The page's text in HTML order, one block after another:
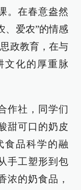
。在春意盎然
、爱农”的情感
政教育，在与
文化的厚重脉
作社，同学们
甜可口的奶皮
食品科学的融
手工塑形到包
浓的奶食品，